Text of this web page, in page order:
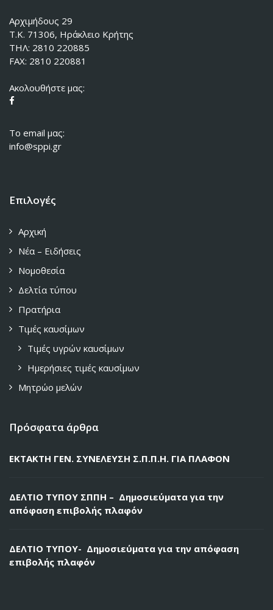
Αρχιμήδους 29
Τ.Κ. 71306, Ηράκλειο Κρήτης
ΤΗΛ: 2810 220885
FAX: 2810 220881
Ακολουθήστε μας:
To email μας:
info@sppi.gr
Επιλογές
Αρχική
Νέα – Ειδήσεις
Νομοθεσία
Δελτία τύπου
Πρατήρια
Τιμές καυσίμων
Τιμές υγρών καυσίμων
Ημερήσιες τιμές καυσίμων
Μητρώο μελών
Πρόσφατα άρθρα
ΕΚΤΑΚΤΗ ΓΕΝ. ΣΥΝΕΛΕΥΣΗ Σ.Π.Π.Η. ΓΙΑ ΠΛΑΦΟΝ
ΔΕΛΤΙΟ ΤΥΠΟΥ ΣΠΠΗ – Δημοσιεύματα για την
απόφαση επιβολής πλαφόν
ΔΕΛΤΙΟ ΤΥΠΟΥ- Δημοσιεύματα για την απόφαση
επιβολής πλαφόν